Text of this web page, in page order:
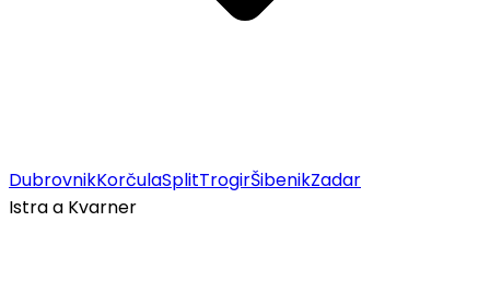
DubrovnikKorčulaSplitTrogirŠibenikZadar
Istra a Kvarner